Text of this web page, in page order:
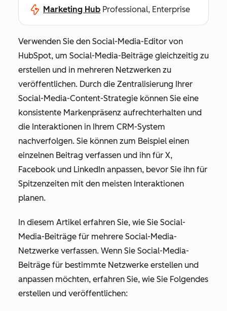
Marketing Hub Professional, Enterprise
Verwenden Sie den Social-Media-Editor von
HubSpot, um Social-Media-Beiträge gleichzeitig zu
erstellen und in mehreren Netzwerken zu
veröffentlichen. Durch die Zentralisierung Ihrer
Social-Media-Content-Strategie können Sie eine
konsistente Markenpräsenz aufrechterhalten und
die Interaktionen in Ihrem CRM-System
nachverfolgen. Sie können zum Beispiel einen
einzelnen Beitrag verfassen und ihn für X,
Facebook und LinkedIn anpassen, bevor Sie ihn für
Spitzenzeiten mit den meisten Interaktionen
planen.
In diesem Artikel erfahren Sie, wie Sie Social-
Media-Beiträge für mehrere Social-Media-
Netzwerke verfassen. Wenn Sie Social-Media-
Beiträge für bestimmte Netzwerke erstellen und
anpassen möchten, erfahren Sie, wie Sie Folgendes
erstellen und veröffentlichen: